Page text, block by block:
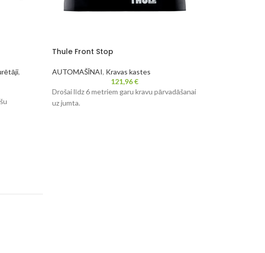
,
Thule Front Stop
AUTOMAŠĪNAI, Kravas kastes
121,96€
Drošai līdz 6 metriem garu kravu pārvadāšanai
uz jumta.